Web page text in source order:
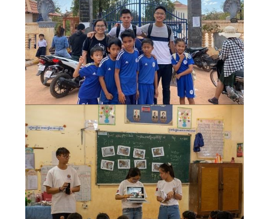
全面的獎助學金計劃
獨特的國際視野機會
多元化的書院生活
特色的書院通識課程
完善的書院設施
宿舍生活
概覽及統計
影片及刊物